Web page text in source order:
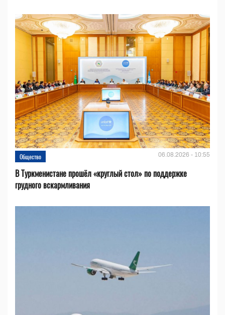
Общество 06.08.2026 - 10:55
В Туркменистане прошёл «круглый стол» по поддержке
грудного вскармливания